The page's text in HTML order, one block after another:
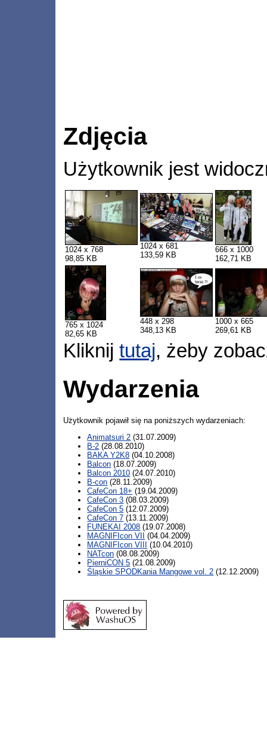
Zdjęcia
Użytkownik jest
1024 x 768
98,85 KB
1024 x 681
133,59 KB
666 x 1000
162,71 KB
765 x 1024
82,65 KB
448 x 298
348,13 KB
1000 x 665
269,61 KB
Kliknijtutaj, żeby
Wydarzenia
Użytkownik pojawił się na poniższych wydarzeniach:
Animatsuri 2 (31.07.2009)
B-2 (28.08.2010)
BAKA Y2K8 (04.10.2008)
Balcon (18.07.2009)
Balcon 2010 (24.07.2010)
B-con (28.11.2009)
CafeCon 18+ (19.04.2009)
CafeCon 3 (08.03.2009)
CafeCon 5 (12.07.2009)
CafeCon 7 (13.11.2009)
FUNEKAI 2008 (19.07.2008)
MAGNIFIcon VII
(04.04.2009)
MAGNIFIcon VIII
(10.04.2010)
NATcon (08.08.2009)
PierniCON 5 (21.08.2009)
Śląskie SPODKania Mangowe vol. 2 (12.12.2009)